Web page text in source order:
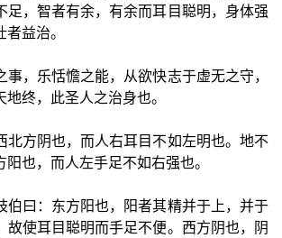
足，智者有余，有余而耳目聪明，身体强
益治。
，乐恬憺之能，从欲快志于虚无之守，
终，此圣人之治身也。
北方阴也，而人右耳目不如左明也。地不
也，而人左手足不如右强也。
伯曰：东方阳也，阳者其精并于上，并于
故使耳目聪明而手足不便。西方阴也，阴